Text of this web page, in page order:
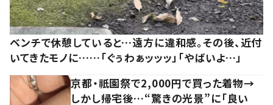
ベンチで休憩していると…遠方に違和感。その後、近付
いてきたモノに……「ぐぅわぁッッッ」「やばいよ…」
京都・祇園祭で2,000円で買った着物→
しかし帰宅後…“驚きの光景”に「良い